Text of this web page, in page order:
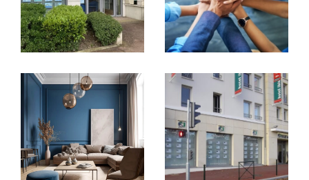
Que vous envisagiez de vendre ou d'acheter
un bien immobilier,SYCOGEST Immobilier
est là pour vous guider à chaque étape. Nous
nonces immobilières à Étampes
vous
assistons dans l'
achat de votre bien à Cacha
n, et vous accompagnons dans lavente à Par
is 19. Nos agents, fins connaisseurs du marché
local, s'engagent à vous offrir un service
personnalisé et à vous aider à concrétiser vos